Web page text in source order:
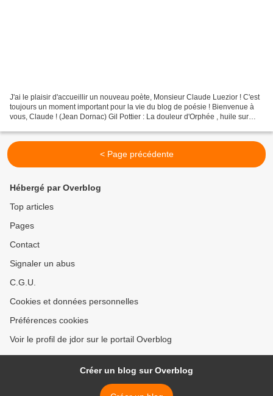
J'ai le plaisir d'accueillir un nouveau poète, Monsieur Claude Luezior ! C'est
toujours un moment important pour la vie du blog de poésie ! Bienvenue à
vous, Claude ! (Jean Dornac) Gil Pottier : La douleur d'Orphée , huile sur
< Page précédente
Hébergé par Overblog
Top articles
Pages
Contact
Signaler un abus
C.G.U.
Cookies et données personnelles
Préférences cookies
Voir le profil de jdor sur le portail Overblog
Créer un blog sur Overblog